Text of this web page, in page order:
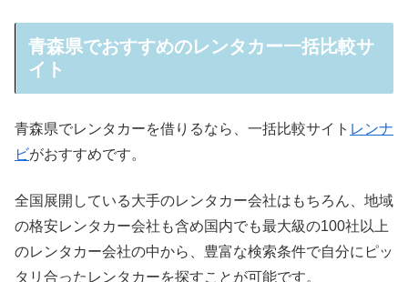
青森県でおすすめのレンタカー一括比較サ
イト
青森県でレンタカーを借りるなら、一括比較サイト レンナ
ビがおすすめです。
全国展開している大手のレンタカー会社はもちろん、地域
の格安レンタカー会社も含め国内でも最大級の100社以上
のレンタカー会社の中から、豊富な検索条件で自分にピッ
タリ合ったレンタカーを探すことが可能です。